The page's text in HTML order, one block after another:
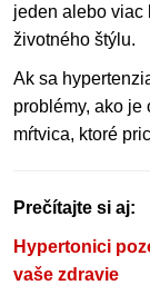
jeden alebo viac
životného štýlu.
Ak sa
problémy, ako je
mŕtvica, ktoré
Prečítajte si aj:
Hypertonici
vaše zdravie